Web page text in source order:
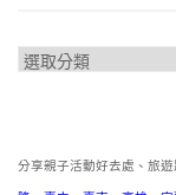
分
分享親子活動好去處、旅